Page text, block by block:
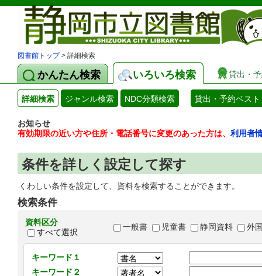
図書館トップ> 詳細検索
かんたん検索 いろいろ検索 貸出・
詳細検索 ジャンル検索 NDC分類検索 貸出・予約ベスト
お知らせ
有効期限の近い方や住所・電話番号に変更のあった方は、 利用者
条件を詳しく設定して探す
くわしい条件を設定して、資料を検索することができます。
検索条件
資料区分
すべて選択
一般書 児童書 静岡資料 外
キーワード１
キーワード２